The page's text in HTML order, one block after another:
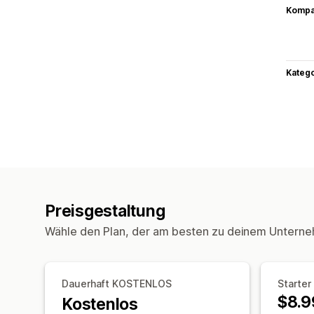
Preisgestaltung
Wähle den Plan, der am besten zu deinem
Dauerhaft KOSTENLOS
Kostenlos
Starter